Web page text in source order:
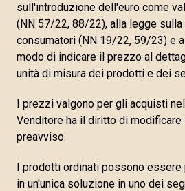
sull'introduzione dell'euro come
(NN 57/22, 88/22), alla legge
consumatori (NN 19/22, 59/23) e
modo di indicare il prezzo al
unità di misura dei prodotti e dei
I prezzi valgono per gli acquisti
Venditore ha il diritto di
preavviso.
I prodotti ordinati possono essere
in un'unica soluzione in uno dei